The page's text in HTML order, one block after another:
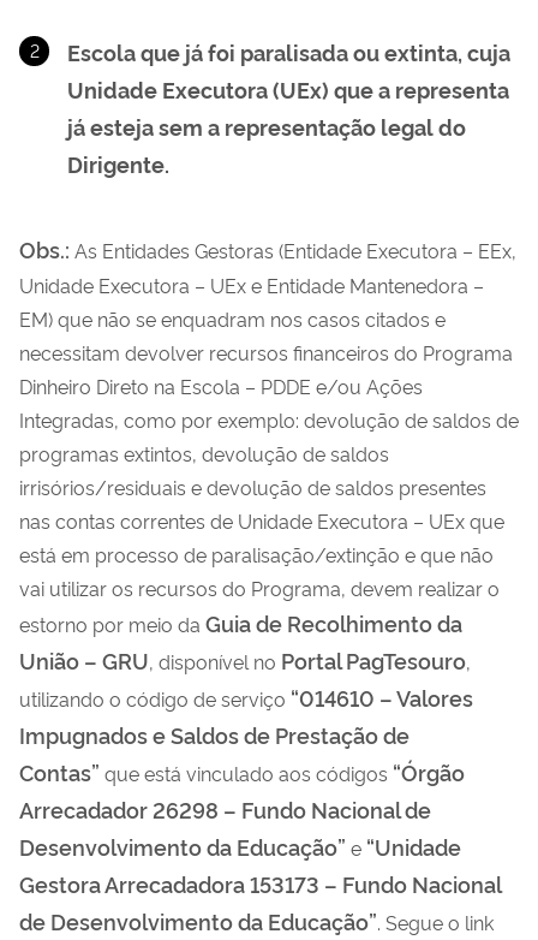
Escola que já foi paralisada ou extinta, cuja
Unidade Executora (UEx) que a representa
já esteja sem a representação legal do
Dirigente.
Obs.: As Entidades Gestoras (Entidade Executora – EEx,
Unidade Executora – UEx e Entidade Mantenedora –
EM) que não se enquadram nos casos citados e
necessitam devolver recursos financeiros do Programa
Dinheiro Direto na Escola – PDDE e/ou Ações
Integradas, como por exemplo: devolução de saldos de
programas extintos, devolução de saldos
irrisórios/residuais e devolução de saldos presentes
nas contas correntes de Unidade Executora – UEx que
está em processo de paralisação/extinção e que não
vai utilizar os recursos do Programa, devem realizar o
estorno por meio da Guia de Recolhimento da
União – GRU, disponível no Portal PagTesouro,
utilizando o código de serviço “014610 – Valores
Impugnados e Saldos de Prestação de
Contas” que está vinculado aos códigos “Órgão
Arrecadador 26298 – Fundo Nacional de
Desenvolvimento da Educação” e “Unidade
Gestora Arrecadadora 153173 – Fundo Nacional
de Desenvolvimento da Educação”. Segue o link